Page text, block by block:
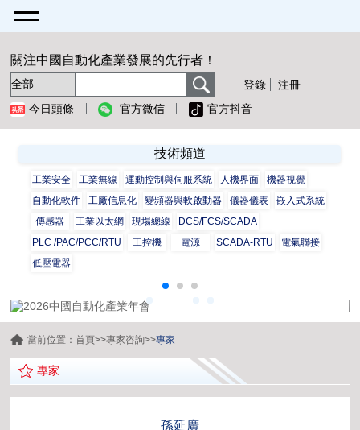
關注中國自動化產業發展的先行者！
登錄
注冊
今日頭條
官方微信 官方抖音
技術頻道
工業安全 工業無線 運動控制與伺服系統 人機界面
機器視覺
自動化軟件
工廠信息化 變頻器與軟啟動器 儀器儀表
嵌入式系統
傳感器
工業以太網 現場總線
DCS/FCS/SCADA
PLC /PAC/PCC/RTU
工控機 電源 SCADA-RTU
電氣聯接
低壓電器
當前位置：首頁>>專家咨詢>>專家
專家
孫延廣